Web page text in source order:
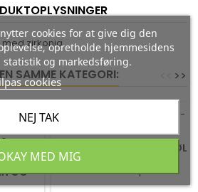
zirkonia
SAMME KATEGORI: >>
OG
CREOLER I FORGYLDT SØLV
Fra Scrouples
cookies for at give dig den
opretholde hjemmesidens
og markedsføring.
cookies
NEJ TAK
MED MIG